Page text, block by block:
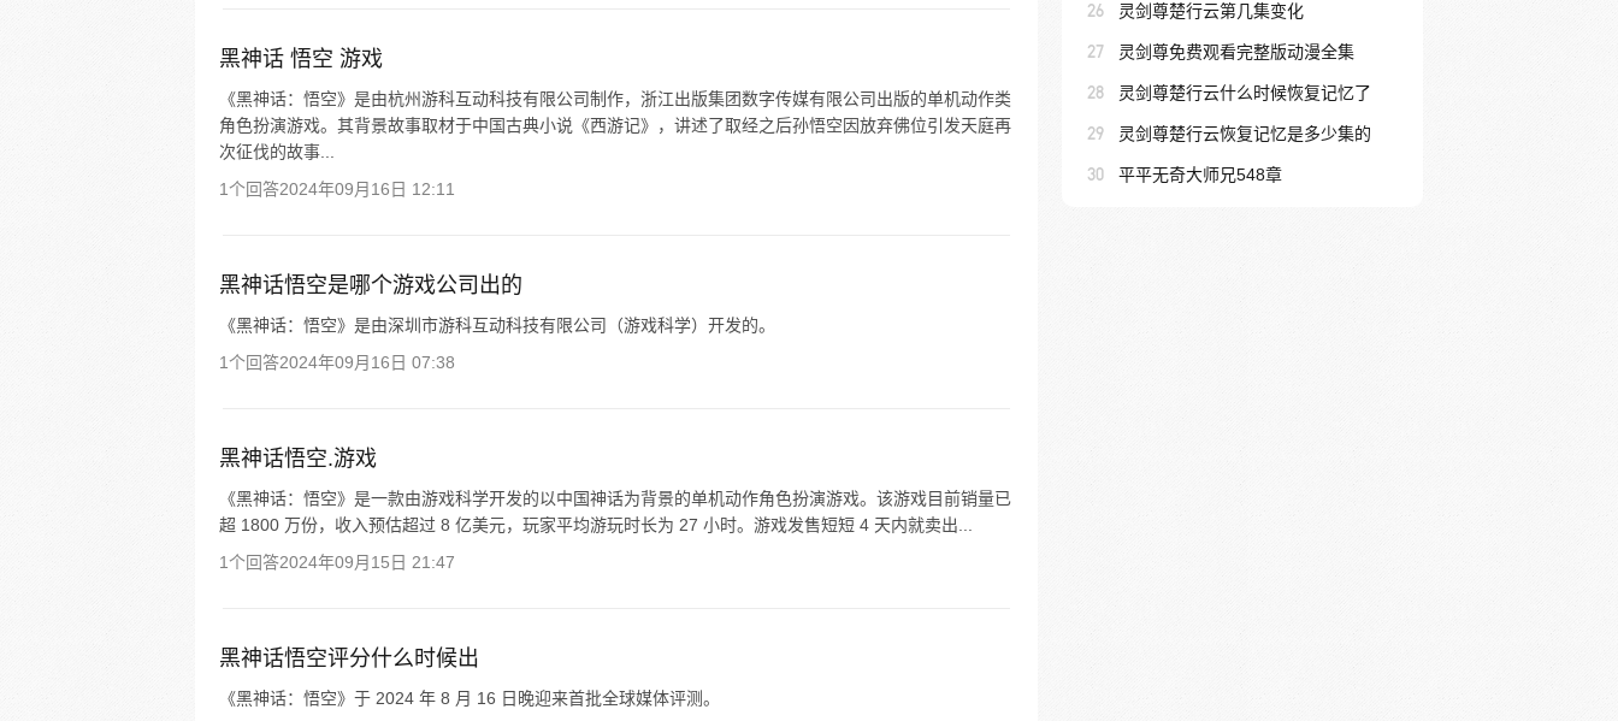
黑神话 悟空 游戏
《黑神话：悟空》是由杭州游科互动科技有限公司制作，浙江出版集团数字传媒有限公司出版的单机动作类
角色扮演游戏。其背景故事取材于中国古典小说《西游记》，讲述了取经之后孙悟空因放弃佛位引发天庭再
次征伐的故事...
1个回答2024年09月16日 12:11
黑神话悟空是哪个游戏公司出的
《黑神话：悟空》是由深圳市游科互动科技有限公司（游戏科学）开发的。
1个回答2024年09月16日 07:38
黑神话悟空.游戏
《黑神话：悟空》是一款由游戏科学开发的以中国神话为背景的单机动作角色扮演游戏。该游戏目前销量已
超 1800 万份，收入预估超过 8 亿美元，玩家平均游玩时长为 27 小时。游戏发售短短 4 天内就卖出...
1个回答2024年09月15日 21:47
黑神话悟空评分什么时候出
《黑神话：悟空》于 2024 年 8 月 16 日晚迎来首批全球媒体评测。
26 灵剑尊楚行云第几集变化
27 灵剑尊免费观看完整版动漫全集
28 灵剑尊楚行云什么时候恢复记忆了
29 灵剑尊楚行云恢复记忆是多少集的
30 平平无奇大师兄548章